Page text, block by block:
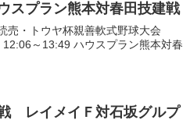
スプラン熊本対春田技建戦
売・トウヤ杯親善軟式野球大会
～13:49 ハウスプラン熊本対春
レイメイＦ対石坂グルプ